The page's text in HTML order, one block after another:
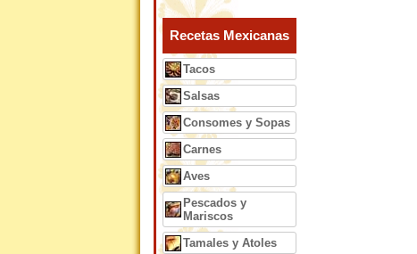
Recetas Mexicanas
Tacos
Salsas
Consomes y Sopas
Carnes
Aves
Pescados y
Mariscos
Tamales y Atoles